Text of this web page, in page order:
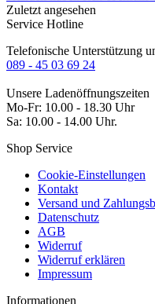
Zuletzt angesehen
Service Hotline
Telefonische Unterstützung
089 - 45 03 69 24
Unsere Ladenöffnungszeiten
Mo-Fr: 10.00 - 18.30 Uhr
Sa: 10.00 - 14.00 Uhr.
Shop Service
Cookie-Einstellungen
Kontakt
Versand und
Datenschutz
AGB
Widerruf
Widerruf erklären
Impressum
Informationen